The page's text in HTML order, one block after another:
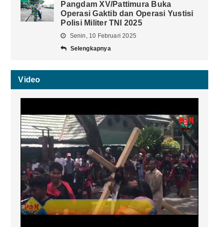
Pangdam XV/Pattimura Buka
Operasi Gaktib dan Operasi Yustisi
Polisi Militer TNI 2025
Senin, 10 Februari 2025
Selengkapnya
Video